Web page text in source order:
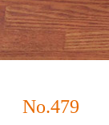
No.479